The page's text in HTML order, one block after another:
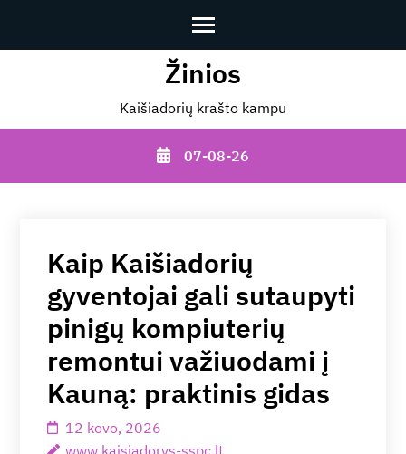
Žinios
Kaišiadorių krašto kampu
07-08-26
Kaip Kaišiadorių
gyventojai gali sutaupyti
pinigų kompiuterių
remontui važiuodami į
Kauną: praktinis gidas
12 kovo, 2026
www.kaisiadorys-sspc.lt